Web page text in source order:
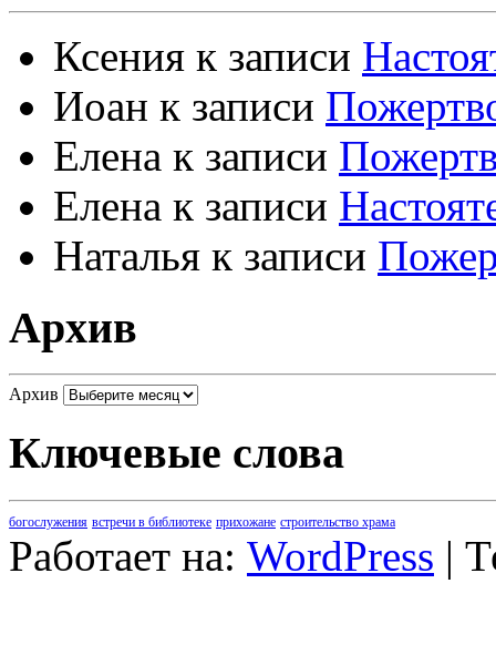
Ксения к записи
Иоан к записи
Елена к записи
Елена к записи
Наталья к записи
Архив
Архив
Ключевые слова
богослужения встречи в библиотеке прихожане строительство храма
Работает на: WordPress |